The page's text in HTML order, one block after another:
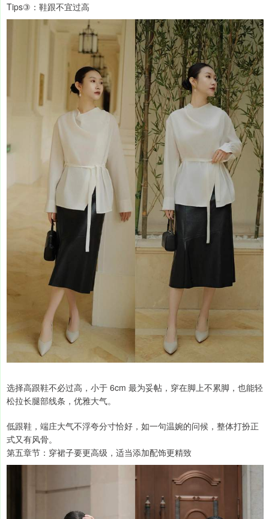
Tips③：鞋跟不宜过高
选择高跟鞋不必过高，小于 6cm 最为妥帖，穿在脚上不累脚，也能轻
松拉长腿部线条，优雅大气。
低跟鞋，端庄大气不浮夸分寸恰好，如一句温婉的问候，整体打扮正
式又有风骨。
第五章节：穿裙子要更高级，适当添加配饰更精致